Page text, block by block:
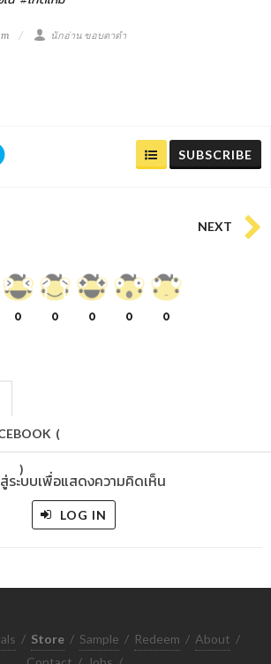
นักอ่าน ขอบตาดำ
SUBSCRIBE
NEXT
0 0 0 0 0
(
)
สู่ระบบเพื่อแสดงความคิดเห็น
LOG IN
/ Store / Sample / Redeem / About /